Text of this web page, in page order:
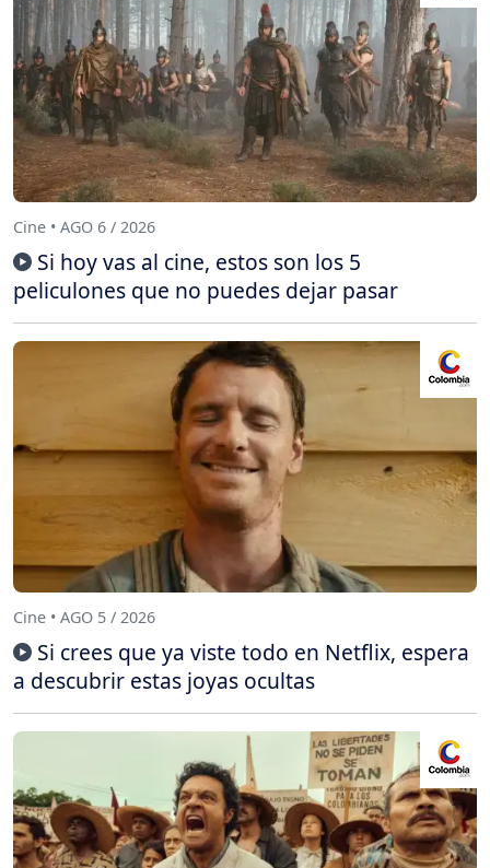
Cine • AGO 6 / 2026
Si hoy vas al cine, estos son los 5
peliculones que no puedes dejar pasar
Cine • AGO 5 / 2026
Si crees que ya viste todo en Netflix, espera
a descubrir estas joyas ocultas